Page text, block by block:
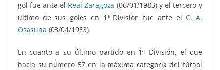
gol fue ante el Real Zaragoza (06/01/1983) y el tercero y
último de sus goles en 1ª División fue ante el C. A.
Osasuna (03/04/1983).
En cuanto a su último partido en 1ª División, el que
hacía su número 57 en la máxima categoría del fútbol